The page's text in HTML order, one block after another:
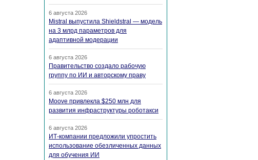
6 августа 2026
Mistral выпустила Shieldstral — модель
на 3 млрд параметров для
адаптивной модерации
6 августа 2026
Правительство создало рабочую
группу по ИИ и авторскому праву
6 августа 2026
Moove привлекла $250 млн для
развития инфраструктуры роботакси
6 августа 2026
ИТ-компании предложили упростить
использование обезличенных данных
для обучения ИИ